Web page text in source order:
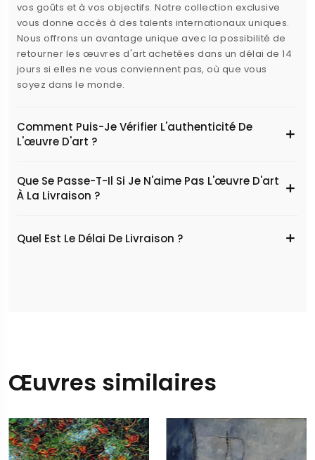
vos goûts et à vos objectifs. Notre collection exclusive
vous donne accès à des talents internationaux uniques.
Nous offrons un avantage unique avec la possibilité de
retourner les œuvres d'art achetées dans un délai de 14
jours si elles ne vous conviennent pas, où que vous
soyez dans le monde.
Comment Puis-Je Vérifier L'authenticité De
L'œuvre D'art ?
Que Se Passe-T-Il Si Je N'aime Pas L'œuvre D'art
À La Livraison ?
Quel Est Le Délai De Livraison ?
Œuvres similaires